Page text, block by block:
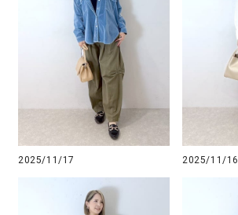
2025/11/17 2025/11/16